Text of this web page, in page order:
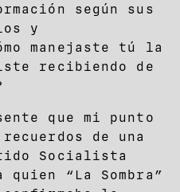
según sus
y
manejaste tú la
recibiendo de
que mi punto
de una
Socialista
“La Sombra”